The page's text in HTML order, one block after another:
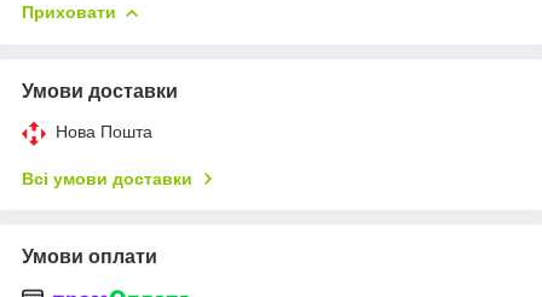
Приховати
Умови доставки
Нова Пошта
Всі умови доставки
Умови оплати